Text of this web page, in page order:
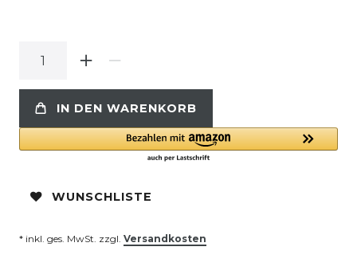
IN DEN WARENKORB
WUNSCHLISTE
* inkl. ges. MwSt. zzgl. Versandkosten